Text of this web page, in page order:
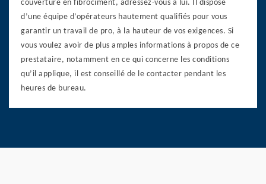
couverture en fibrociment, adressez-vous à lui. Il dispose
d’une équipe d’opérateurs hautement qualifiés pour vous
garantir un travail de pro, à la hauteur de vos exigences. Si
vous voulez avoir de plus amples informations à propos de ce
prestataire, notamment en ce qui concerne les conditions
qu’il applique, il est conseillé de le contacter pendant les
heures de bureau.